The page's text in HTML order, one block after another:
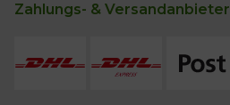
Zahlungs- & Versandanbieter